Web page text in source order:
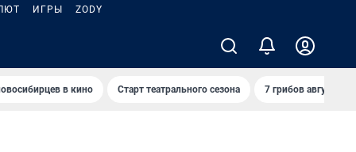
ИГРЫ ZODY
в кино Старт театрального сезона 7 грибов августа